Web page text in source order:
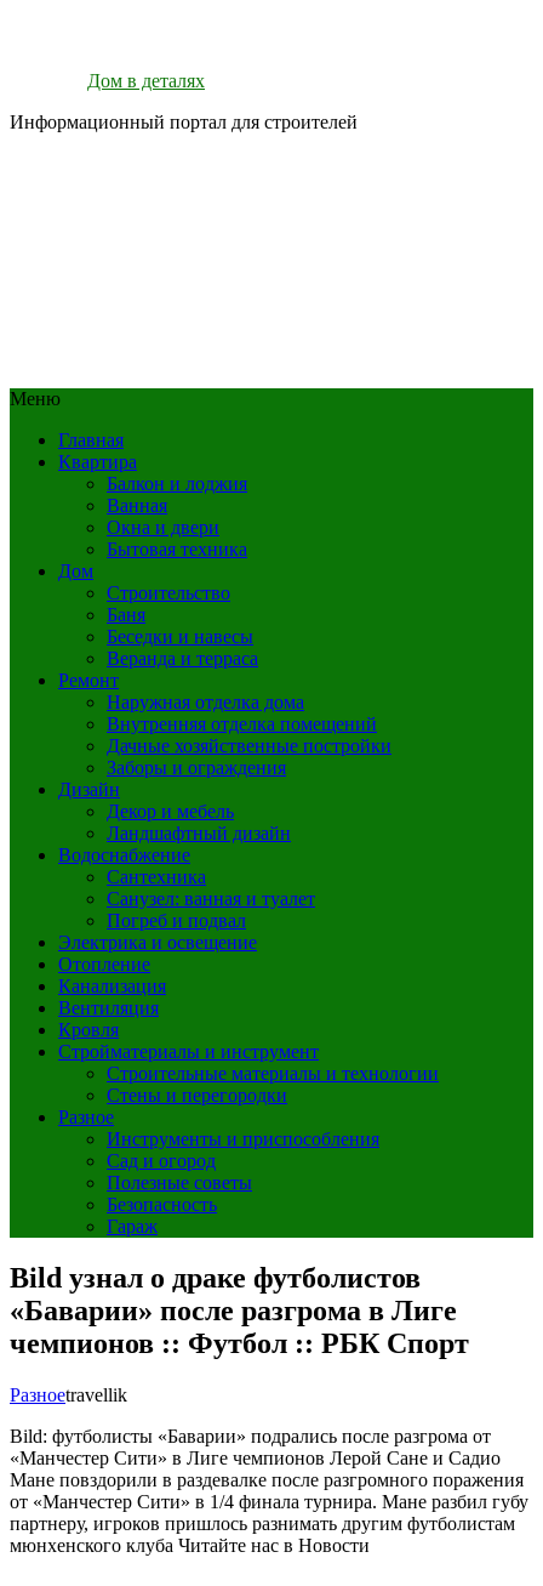
Дом в деталях
Информационный портал для строителей
Меню
Главная
Квартира
Балкон и лоджия
Ванная
Окна и двери
Бытовая техника
Дом
Строительство
Баня
Беседки и навесы
Веранда и терраса
Ремонт
Наружная отделка дома
Внутренняя отделка помещений
Дачные хозяйственные постройки
Заборы и ограждения
Дизайн
Декор и мебель
Ландшафтный дизайн
Водоснабжение
Сантехника
Санузел: ванная и туалет
Погреб и подвал
Электрика и освещение
Отопление
Канализация
Вентиляция
Кровля
Стройматериалы и инструмент
Строительные материалы и технологии
Стены и перегородки
Разное
Инструменты и приспособления
Сад и огород
Полезные советы
Безопасность
Гараж
Bild узнал о драке футболистов
«Баварии» после разгрома в Лиге
чемпионов :: Футбол :: РБК Спорт
Разноеtravellik
Bild: футболисты «Баварии» подрались после разгрома от
«Манчестер Сити» в Лиге чемпионов Лерой Сане и Садио
Мане повздорили в раздевалке после разгромного поражения
от «Манчестер Сити» в 1/4 финала турнира. Мане разбил губу
партнеру, игроков пришлось разнимать другим футболистам
мюнхенского клуба Читайте нас в Новости